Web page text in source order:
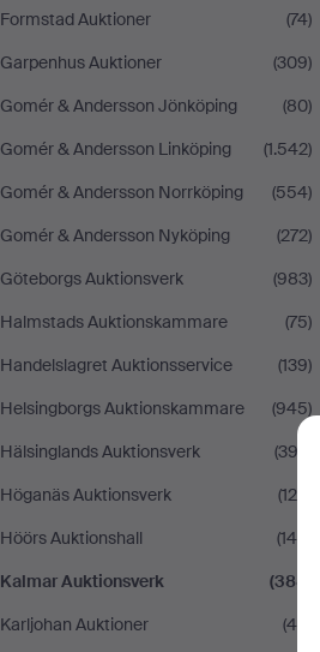
Formstad Auktioner
(74)
Garpenhus Auktioner
(309)
Gomér & Andersson Jönköping
(80)
Gomér & Andersson Linköping
(1.542)
Gomér & Andersson Norrköping
(554)
Gomér & Andersson Nyköping
(272)
Göteborgs Auktionsverk
(983)
Halmstads Auktionskammare
(75)
Handelslagret Auktionsservice
(139)
Helsingborgs Auktionskammare
(945)
Hälsinglands Auktionsverk
(393)
Höganäs Auktionsverk
(120)
Höörs Auktionshall
(145)
Kalmar Auktionsverk
(388)
Karljohan Auktioner
(49)